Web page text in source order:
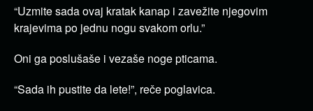
“Uzmite sada ovaj kratak kanap i zavežite njegovim
krajevima po jednu nogu svakom orlu.”
Oni ga poslušaše i vezaše noge pticama.
“Sada ih pustite da lete!”, reče poglavica.